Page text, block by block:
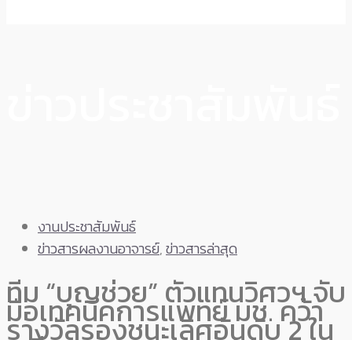
งานประชาสัมพันธ์
ข่าวสารผลงานอาจารย์,ข่าวสารล่าสุด
ทีม “บุญช่วย”​ ตัวแทนวิศวฯ​ จับ
มือเทคนิคการแพทย์ มช. ​คว้า
รางวัลรองชนะเลิศอันดับ​ 2​ ใน